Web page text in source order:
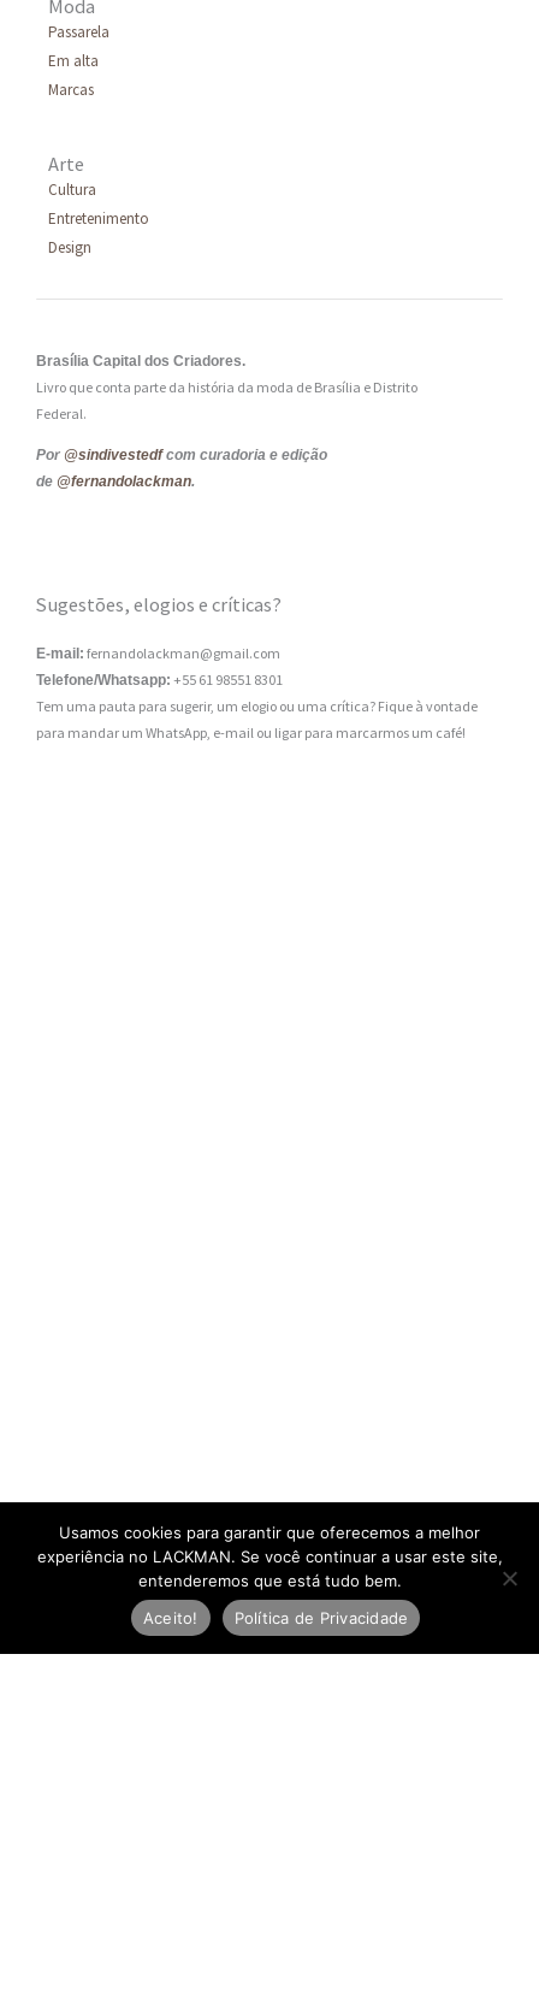
Moda
Passarela
Em alta
Marcas
Arte
Cultura
Entretenimento
Design
Brasília Capital dos Criadores.
Livro que conta parte da história da moda de Brasília e Distrito
Federal.
Por @sindivestedfcom curadoria e edição
de @fernandolackman.
Sugestões, elogios e críticas?
E-mail: fernandolackman@gmail.com
Telefone/Whatsapp: +55 61 98551 8301
Tem uma pauta para sugerir, um elogio ou uma crítica? Fique à vontade
para mandar um WhatsApp, e-mail ou ligar para marcarmos um café!
Usamos cookies para garantir que oferecemos a melhor
experiência no LACKMAN. Se você continuar a usar este site,
entenderemos que está tudo bem.
Aceito!
Política de Privacidade